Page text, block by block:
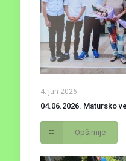
4. jun 2026.
04.06.2026. Matursko
Opširnije